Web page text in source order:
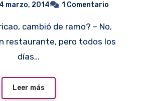
4 marzo, 2014 1 Comentario
restaurante, pero todos los
días…
Leer más